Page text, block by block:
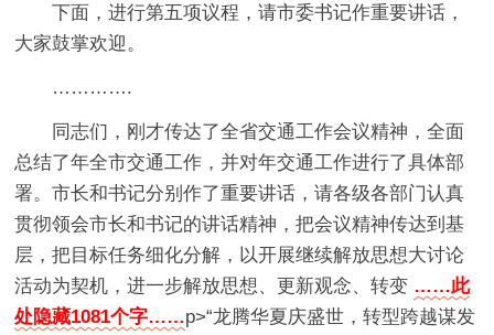
下面，进行第五项议程，请市委书记作重要讲话，
大家鼓掌欢迎。
………….
同志们，刚才传达了全省交通工作会议精神，全面
总结了年全市交通工作，并对年交通工作进行了具体部
署。市长和书记分别作了重要讲话，请各级各部门认真
贯彻领会市长和书记的讲话精神，把会议精神传达到基
层，把目标任务细化分解，以开展继续解放思想大讨论
活动为契机，进一步解放思想、更新观念、转变 ……此
处隐藏1081个字……p>“龙腾华夏庆盛世，转型跨越谋发